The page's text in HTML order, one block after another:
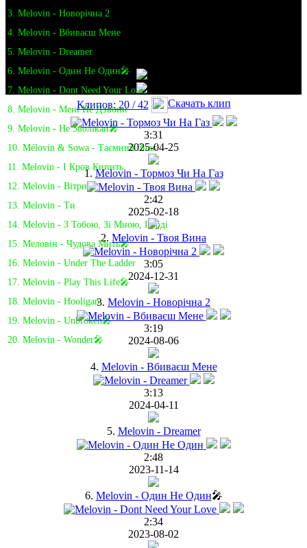
3. Melovin - Новорічна 2
4. Melovin - Вбиваєш Мене
5. Melovin - Dreamer
6. Melovin - Один Не Один🎤
7. Melovin - Dont Need Your Love
8. Melovin - Мені Не Дзвони
9. Melovin - Не Зволікай🎤
10. Mélovin & Sowa - Таємний Знак
11. Melovin - І Кров Кипить
12. Melovin - Вітрила
13. Melovin - Ти
14. Melovin - З Тобою, Зі Мною, І Годі
15. Меловін - Чудова Мить🎤
16. Melovin - Under The Ladder
17. Melovin - Play This Life🎤
18. Melovin - Hooligan
19. Melovin - Unbroken🎤
20. Melovin - Wonder🎤
Клипов: 20 / 42 Скачать клип
3:31
2025-04-25
1.Melovin - Тормоз Чи На Газ
2:42
2025-02-18
2. Melovin - Твоя Вина
3:05
2024-12-31
3. Melovin - Новорічна 2
3:19
2024-08-06
4. Melovin - Вбиваєш Мене
3:13
2024-04-11
5. Melovin - Dreamer
2:48
2023-11-14
6. Melovin - Один Не Один🎤
2:34
2023-08-02